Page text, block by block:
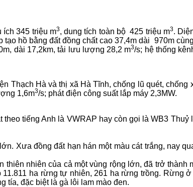
ích 345 triệu m3, dung tích toàn bộ 425 triệu m3.
hồ bằng đất đồng chất cao 37,4m dài 970m
dài 17,2km, tải lưu lượng 28,2 m3/s; hệ thống
Thạch Hà và thị xã Hà Tĩnh, chống lũ quét, chống
1,6m3/s; phát điện công suất lắp máy 2,3MW.
tiếng Anh là VWRAP hay còn gọi là WB3 Thuỷ
đồng đất hạn hán một màu cát trắng, nay
nhiên của cả một vùng rộng lớn, đã trở thành
ha rừng tự nhiên, 261 ha rừng trồng. Rừng ở
tía, đặc biệt là gà lôi lam mào đen.